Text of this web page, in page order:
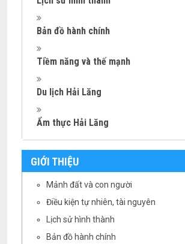
Bản đồ hành chính
Tiềm năng và thế mạnh
Du lịch Hải Lăng
Ẩm thực Hải Lăng
GIỚI THIỆU
Mảnh đất và con người
Điều kiện tự nhiên, tài nguyên
Lịch sử hình thành
Bản đồ hành chính